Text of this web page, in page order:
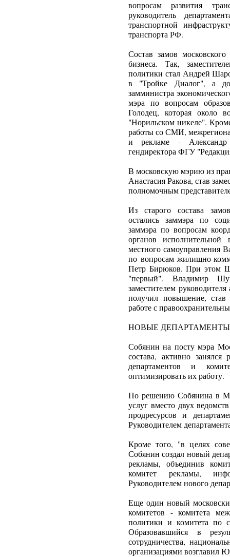
вопросам развития
руководитель
транспортной
транспорта РФ.
Состав замов
бизнеса. Так,
политики стал Андрей
в "Тройке Диалог", а до
замминистра
мэра по вопросам
Голодец, которая около
"Норильском никеле".
работы со СМИ,
и рекламе - Александр
гендиректора ФГУ
В московскую мэрию из
Анастасия Ракова, став
полномочным
Из старого состава
остались заммэра по
заммэра по вопросам
органов
местного самоуправления
по вопросам жилищно-
Петр Бирюков. При этом
"первый". Владимир
заместителем
получил повышение,
работе с
НОВЫЕ ДЕПАРТАМЕНТЫ
Собянин на посту мэра
состава, активно занялся
департаментов и
оптимизировать их работу.
По решению Собянина в
услуг вместо двух
продресурсов и
Руководителем
Кроме того, "в целях
Собянин создал новый
рекламы, объединив
комитет рекламы,
Руководителем нового
Еще один новый
комитетов - комитета
политики и комитета по
Образовавшийся в
сотрудничества,
организациями возглавил